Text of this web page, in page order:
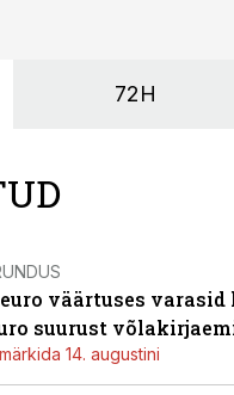
72H
väärtuses
suurust
14. augustini